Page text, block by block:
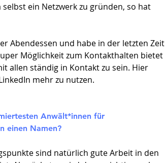
ein Netzwerk zu gründen, so hat
Abendessen und habe in der letzten Zeit
Möglichkeit zum Kontakthalten bietet
allen ständig in Kontakt zu sein. Hier
mehr zu nutzen.
Anwält*innen für
einen Namen?
sind natürlich gute Arbeit in den